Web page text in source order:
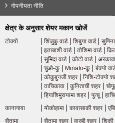
टोक्यो मेट्रो नंबोकू लाइन
टोक्यो मेट्रोपोलिटन ब्यूरो ऑफ ट्रांसपोर्टेशन
टोई ओएडो लाइन (119)
टोई मीता लाइन (53)
टोई शिंजुकु लाइन (22)
गोपनीयता नीति
क्षेत्र के अनुसार शेयर मकान खोजें
टोक्यो शिंजुकु वार्ड शिबुया वार्ड
इताबाशी वार्ड
तोशिमा वार्ड
सुमिदा वार्ड
कोटो वार्ड अरकावा
चुओ-कु
Minato-कू बंक्यो
कोकुबुनजी शहर
निशि-टोक्यो
ताचिकावा
कुनिताची शहर
हिगाशिमुरायामा शहर
फुचू
कानागावा
योकोहामा कावासाकी शहर
सैतामा
सैतामा शहर वारबी शहर